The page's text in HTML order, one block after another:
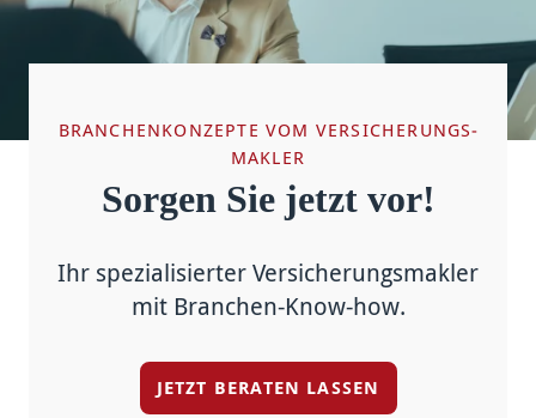
Sorgen Sie jetzt vor!
BRANCHENKONZEPTE VOM VERSICHERUNGS­
MAKLER
Ihr spe­ziali­sierter Versicherungs­makler
mit Branchen-Know-how.
JETZT BERATEN LASSEN